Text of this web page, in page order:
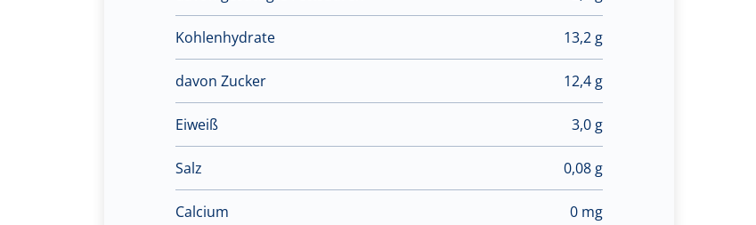
Kohlenhydrate 13,2 g
davon Zucker 12,4 g
Eiweiß 3,0 g
Salz 0,08 g
Calcium 0 mg